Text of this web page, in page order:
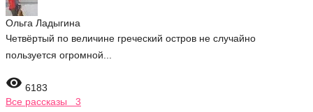
Ольга Ладыгина
Четвёртый по величине греческий остров не случайно
пользуется огромной...
 6183
Все рассказы 3